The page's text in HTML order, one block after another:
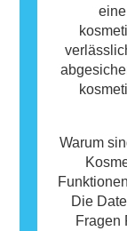
Warum
Die
Fragen